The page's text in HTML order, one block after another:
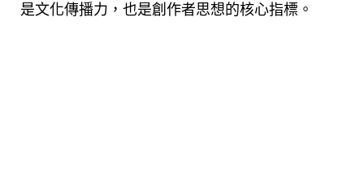
是文化傳播力，也是創作者思想的核心指標。